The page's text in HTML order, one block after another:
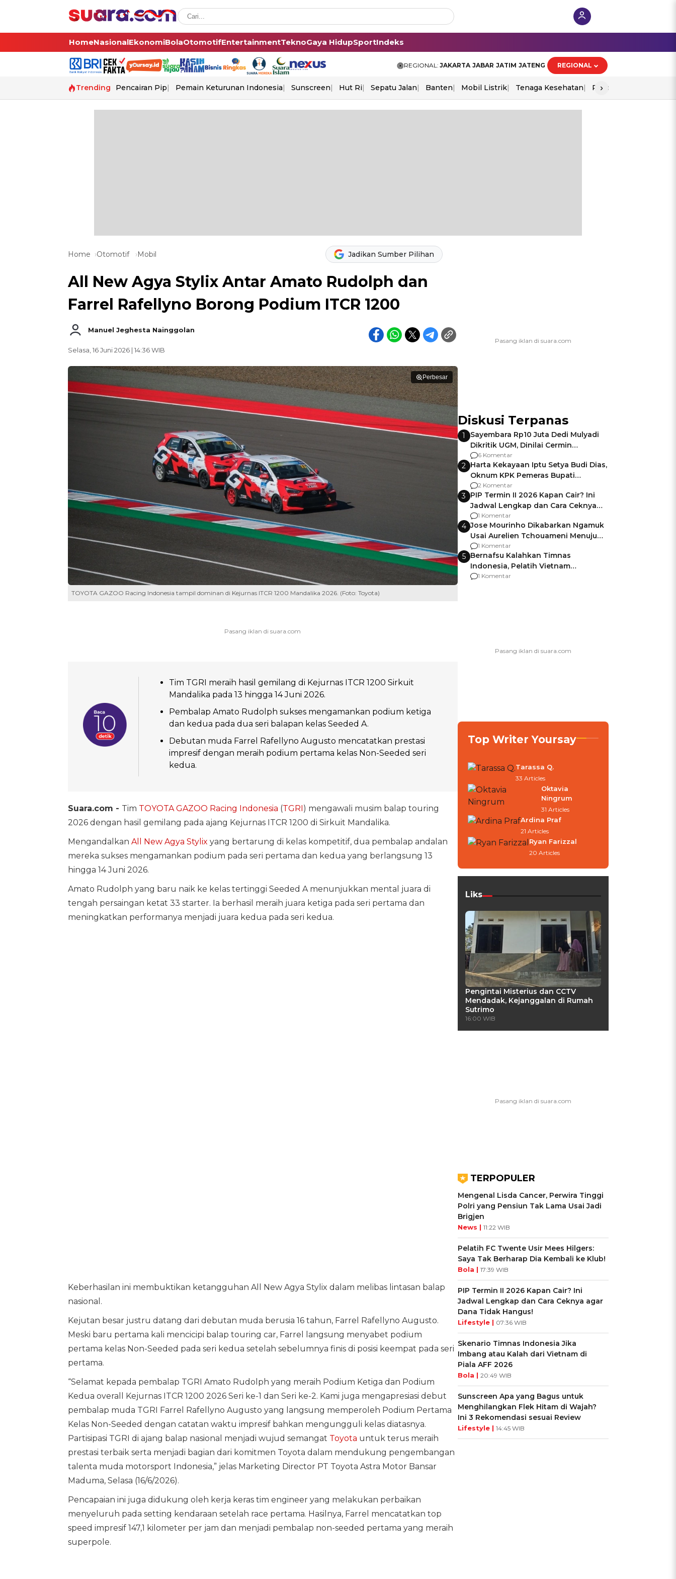
HomeNasionalEkonomiBolaOtomotifEntertainmentTeknoGaya HidupSportIndeks
REGIONAL: JAKARTA JABAR JATIM JATENG REGIONAL
Trending Pencairan Pip Pemain Keturunan Indonesia Sunscreen Hut Ri Sepatu Jalan Banten Mobil Listrik Tenaga Kesehatan Piala Aff 2026
›
Home Otomotif Mobil Jadikan Sumber Pilihan
All New Agya Stylix Antar Amato Rudolph dan
Farrel Rafellyno Borong Podium ITCR 1200
Manuel Jeghesta Nainggolan
Selasa, 16 Juni 2026 | 14:36 WIB
Perbesar
TOYOTA GAZOO Racing Indonesia tampil dominan di Kejurnas ITCR 1200 Mandalika 2026. (Foto: Toyota)
Tim TGRI meraih hasil gemilang di Kejurnas ITCR 1200 Sirkuit
Mandalika pada 13 hingga 14 Juni 2026.
Pembalap Amato Rudolph sukses mengamankan podium ketiga
dan kedua pada dua seri balapan kelas Seeded A.
Debutan muda Farrel Rafellyno Augusto mencatatkan prestasi
impresif dengan meraih podium pertama kelas Non-Seeded seri
kedua.
Suara.com - Tim TOYOTA GAZOO Racing Indonesia (TGRI) mengawali musim balap touring
2026 dengan hasil gemilang pada ajang Kejurnas ITCR 1200 di Sirkuit Mandalika.
Mengandalkan All New Agya Stylix yang bertarung di kelas kompetitif, dua pembalap andalan
mereka sukses mengamankan podium pada seri pertama dan kedua yang berlangsung 13
hingga 14 Juni 2026.
Amato Rudolph yang baru naik ke kelas tertinggi Seeded A menunjukkan mental juara di
tengah persaingan ketat 33 starter. Ia berhasil meraih juara ketiga pada seri pertama dan
meningkatkan performanya menjadi juara kedua pada seri kedua.
Keberhasilan ini membuktikan ketangguhan All New Agya Stylix dalam melibas lintasan balap
nasional.
Kejutan besar justru datang dari debutan muda berusia 16 tahun, Farrel Rafellyno Augusto.
Meski baru pertama kali mencicipi balap touring car, Farrel langsung menyabet podium
pertama kelas Non-Seeded pada seri kedua setelah sebelumnya finis di posisi keempat pada seri
pertama.
“Selamat kepada pembalap TGRI Amato Rudolph yang meraih Podium Ketiga dan Podium
Kedua overall Kejurnas ITCR 1200 2026 Seri ke-1 dan Seri ke-2. Kami juga mengapresiasi debut
pembalap muda TGRI Farrel Rafellyno Augusto yang langsung memperoleh Podium Pertama
Kelas Non-Seeded dengan catatan waktu impresif bahkan mengungguli kelas diatasnya.
Partisipasi TGRI di ajang balap nasional menjadi wujud semangat Toyota untuk terus meraih
prestasi terbaik serta menjadi bagian dari komitmen Toyota dalam mendukung pengembangan
talenta muda motorsport Indonesia,” jelas Marketing Director PT Toyota Astra Motor Bansar
Maduma, Selasa (16/6/2026).
Pencapaian ini juga didukung oleh kerja keras tim engineer yang melakukan perbaikan
menyeluruh pada setting kendaraan setelah race pertama. Hasilnya, Farrel mencatatkan top
speed impresif 147,1 kilometer per jam dan menjadi pembalap non-seeded pertama yang meraih
superpole.
Diskusi Terpanas
1
Sayembara Rp10 Juta Dedi Mulyadi
Dikritik UGM, Dinilai Cermin
Gagalnya Negara Jamin Keamanan
6 Komentar
2 Harta Kekayaan Iptu Setya Budi Dias,
Oknum KPK Pemeras Bupati
Pemalang
2 Komentar
3 PIP Termin II 2026 Kapan Cair? Ini
Jadwal Lengkap dan Cara Ceknya
agar Dana Tidak Hangus!
1 Komentar
4 Jose Mourinho Dikabarkan Ngamuk
Usai Aurelien Tchouameni Menuju
Manchester United
1 Komentar
5 Bernafsu Kalahkan Timnas
Indonesia, Pelatih Vietnam
Berencana Pakai Jimat di Pakansari
1 Komentar
Top Writer Yoursay
Tarassa Q.
33 Articles
Oktavia
Ningrum
31 Articles
Ardina Praf
21 Articles
Ryan Farizzal
20 Articles
Liks
Pengintai Misterius dan CCTV
Mendadak, Kejanggalan di Rumah
Sutrimo
16:00 WIB
TERPOPULER
Mengenal Lisda Cancer, Perwira Tinggi
Polri yang Pensiun Tak Lama Usai Jadi
Brigjen
News | 11:22 WIB
Pelatih FC Twente Usir Mees Hilgers:
Saya Tak Berharap Dia Kembali ke Klub!
Bola | 17:39 WIB
PIP Termin II 2026 Kapan Cair? Ini
Jadwal Lengkap dan Cara Ceknya agar
Dana Tidak Hangus!
Lifestyle | 07:36 WIB
Skenario Timnas Indonesia Jika
Imbang atau Kalah dari Vietnam di
Piala AFF 2026
Bola | 20:49 WIB
Sunscreen Apa yang Bagus untuk
Menghilangkan Flek Hitam di Wajah?
Ini 3 Rekomendasi sesuai Review
Lifestyle | 14:45 WIB